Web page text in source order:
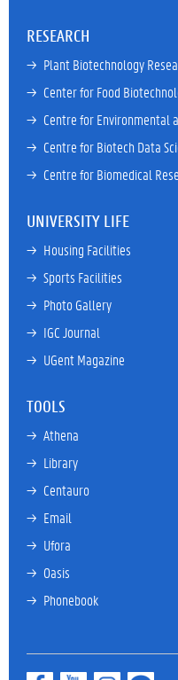
RESEARCH
→ Plant Biotechnology
→ Center for Food
→ Centre for Environmental
→ Centre for Biotech Data
→ Centre for Biomedical
UNIVERSITY LIFE
→ Housing Facilities
→ Sports Facilities
→ Photo Gallery
→ IGC Journal
→ UGent Magazine
TOOLS
→ Athena
→ Library
→ Centauro
→ Email
→ Ufora
→ Oasis
→ Phonebook